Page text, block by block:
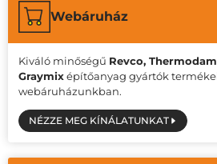
Webáruház
Kiváló minőségű Revco,
Graymixépítőanyag gyártók
webáruházunkban.
NÉZZE MEG KÍNÁLATUNKAT